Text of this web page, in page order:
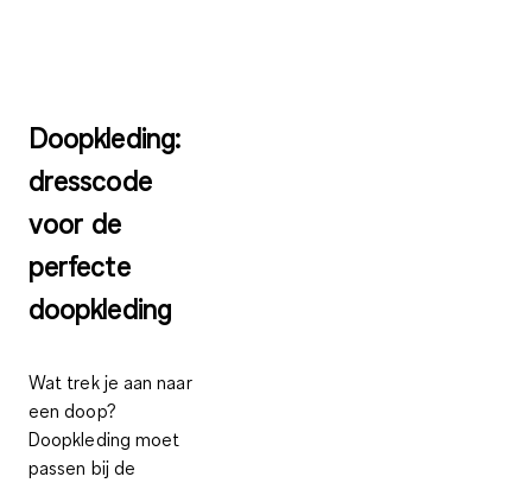
Doopkleding:
dresscode
voor de
perfecte
doopkleding
Wat trek je aan naar
een doop?
Doopkleding moet
passen bij de